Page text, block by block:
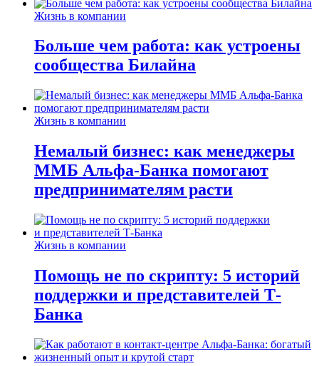
Жизнь в компании
Больше чем работа: как устроены
сообщества Билайна
Жизнь в компании
Немалый бизнес: как менеджеры
ММБ Альфа-Банка помогают
предпринимателям расти
Жизнь в компании
Помощь не по скрипту: 5 историй
поддержки и представителей Т-
Банка